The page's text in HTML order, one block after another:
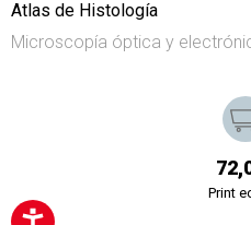
Atlas de Histología
Microscopía óptica y
Print